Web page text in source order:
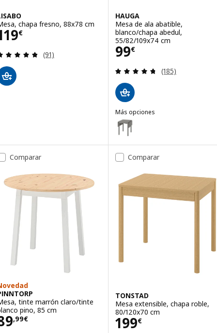
chapa fresno, 88x78 cm
€ 119€
Revisa: 4.8 de 5 estrellas. Total opiniones:
(91)
HAUGA
Mesa de ala abatible,
blanco/chapa abedul,
55/82/109x74 cm
99€
Precio 99€
Revisa: 4.7 de
(185)
Más opciones
HAUGA
Opción: HAUGA, Mesa de ala
Comparar
tinte marrón claro/tinte
pino, 85 cm
,99€ 89,99€
Comparar
TONSTAD
Mesa extensible, chapa roble,
80/120x70 cm
199€
Precio 199€